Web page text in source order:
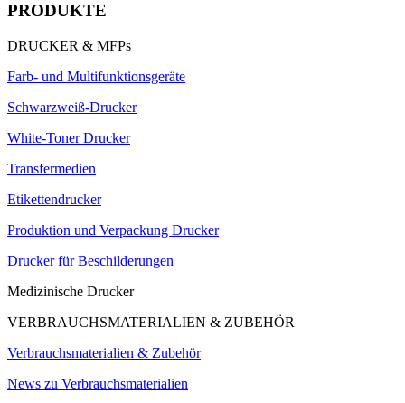
PRODUKTE
DRUCKER & MFPs
Farb- und Multifunktionsgeräte
Schwarzweiß-Drucker
White-Toner Drucker
Transfermedien
Etikettendrucker
Produktion und Verpackung Drucker
Drucker für Beschilderungen
Medizinische Drucker
VERBRAUCHSMATERIALIEN & ZUBEHÖR
Verbrauchsmaterialien & Zubehör
News zu Verbrauchsmaterialien